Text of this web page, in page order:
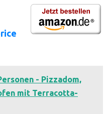
- Pizzadom,
mit Terracotta-